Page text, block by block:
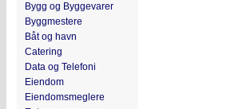
Bygg og Byggevarer
Byggmestere
Båt og havn
Catering
Data og Telefoni
Eiendom
Eiendomsmeglere